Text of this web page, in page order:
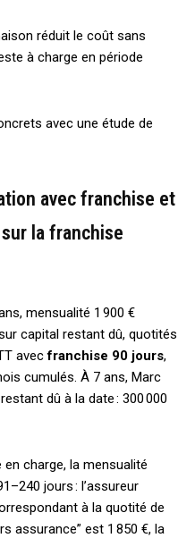
réduit le coût sans
à charge en période
avec une étude de
avec franchise et
la franchise
mensualité 1 900 €
capital restant dû, quotités
avecfranchise 90 jours,
cumulés. À 7 ans, Marc
dû à la date : 300 000
charge, la mensualité
jours : l’assureur
à la quotité de
assurance” est 1 850 €, la